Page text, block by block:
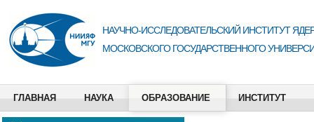
НАУЧНО-ИССЛЕДОВАТЕЛЬСКИЙ ИНСТИТУТ
МОСКОВСКОГО ГОСУДАРСТВЕННОГО
ГЛАВНАЯ НАУКА ОБРАЗОВАНИЕ ИНСТИТУТ